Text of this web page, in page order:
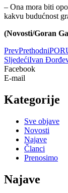
– Ona mora biti
kakvu budućnost
(Novosti/Goran
PrevPrethodni
SljedećiIvan
Facebook
E-mail
Kategorije
Sve objave
Novosti
Najave
Članci
Prenosimo
Najave